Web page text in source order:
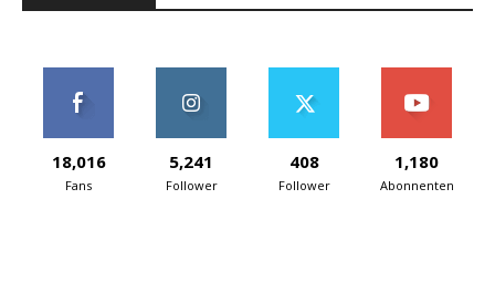
18,016
Fans
5,241
Follower
408
Follower
1,180
Abonnenten